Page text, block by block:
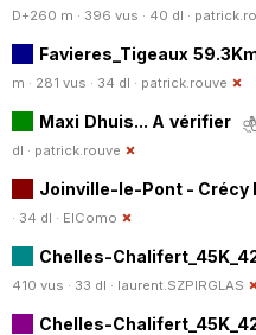
D+260 m · 396 vus · 40 dl ·
Favieres_Tigeaux
m · 281 vus · 34 dl · patrick.rouve
Maxi Dhuis... A vérifier
dl · patrick.rouve
Joinville-le-Pont - Crécy
· 34 dl · ElComo
Chelles-
410 vus · 33 dl · laurent.SZPIRGLAS
Chelles-